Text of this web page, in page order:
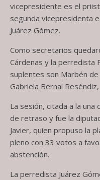
vicepresidente es el
segunda vicepresidenta
Juárez Gómez.
Como secretarios
Cárdenas y la perredista
suplentes son Marbén
Gabriela Bernal
La sesión, citada a la
de retraso y fue la
Javier, quien propuso la
pleno con 33 votos a
abstención.
La perredista Juárez